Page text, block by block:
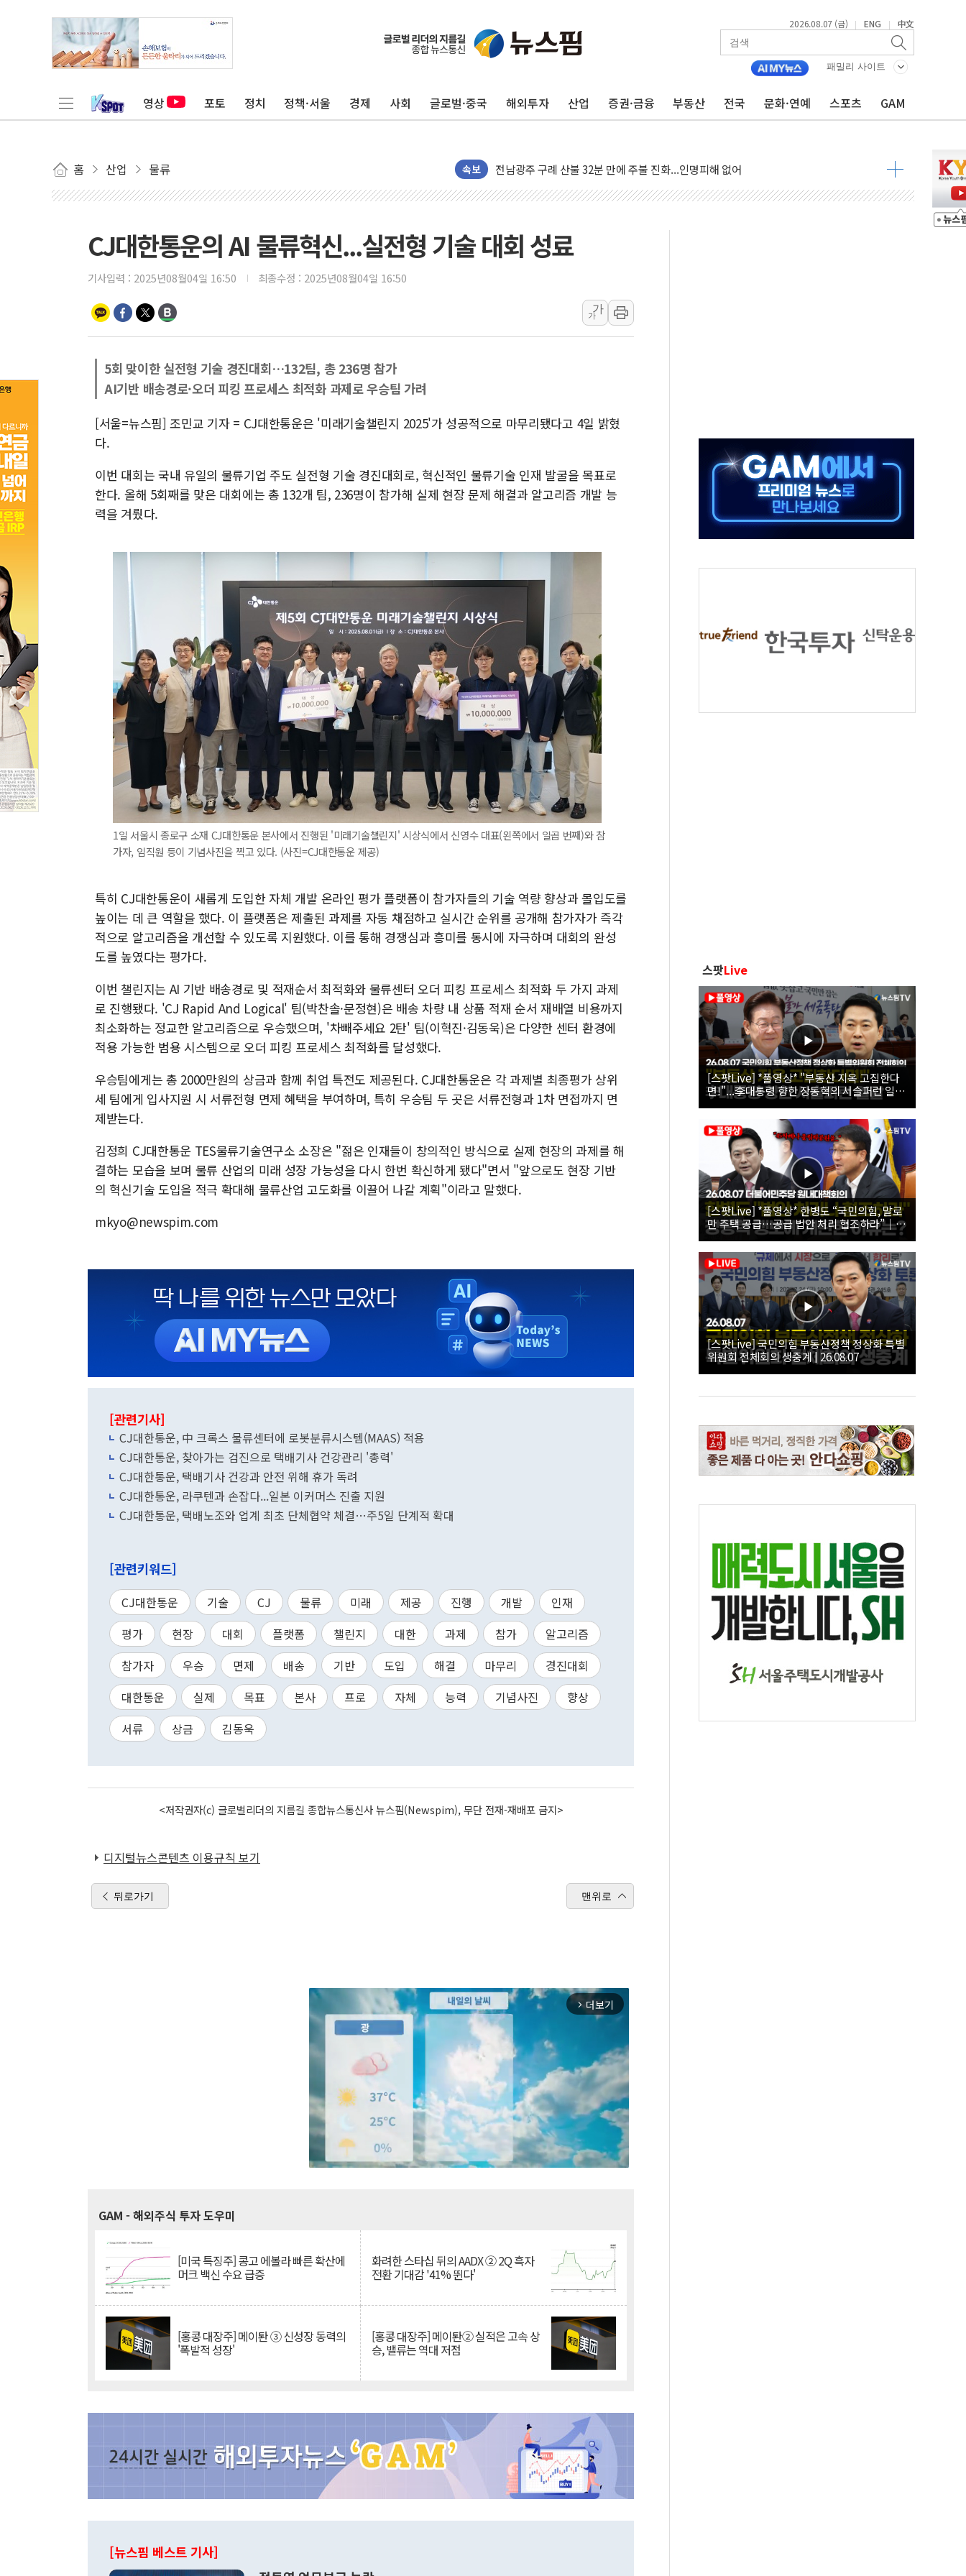
2026.08.07 (금) | ENG | 中文
패밀리 사이트
영상 포토 정치 정책·서울 경제 사회 글로벌·중국 해외투자 산업 증권·금융 부동산 전국 문화·연예 스포츠 GAM
홈 산업 물류 속보
수박으로 여름 나는 하마
캠코, 5918억원 규모 압류재산 1506건 공매
[시승기] 공간·승차감 잡은 볼보 EX90…'올 터치'는 호불호
돌아온 홈플러스
[종합] 청도 흥선리 야산 산불 1시간36분만에 주불진화....인명피해 없어
라인게임즈, '콰이어트' 테스트 참가자 3만 명 돌파
에어로케이항공, 청주-중국 청두 노선 운항허가 취득...중국 노선 다변화
네이버, AI 브리핑 도입 후 블로그 창작자 지원 규모 2배 확대
해군1함대 '창설 80주년' 기념식...지역축제 '불금전파, 송정'과 상생
원주시, 첨단의료복합단지 지정 준비 본격화…'AI 데이터 기반 메디테크 혁신허브' 구상
삼척시, 무건리 이끼폭포 생태탐방로 출입 통제
전남광주 화정역 인근 도로 4중 추돌…1명 심정지·5명 부상
청도 문수리 야산서 산불 진화 중...진화헬기 3대 투입
'해병 순직 책임' 임성근 전 사단장 항소심도 징역 3년
CJ대한통운의 AI 물류혁신...실전형 기술 대회 성료
기사입력 : 2025년08월04일 16:50 최종수정 : 2025년08월04일 16:50
가
가
5회 맞이한 실전형 기술 경진대회…132팀, 총 236명 참가
AI기반 배송경로·오더 피킹 프로세스 최적화 과제로 우승팀 가려
[서울=뉴스핌] 조민교 기자 = CJ대한통운은 '미래기술챌린지 2025'가 성공적으로 마무리됐다고 4일 밝혔
다.
이번 대회는 국내 유일의 물류기업 주도 실전형 기술 경진대회로, 혁신적인 물류기술 인재 발굴을 목표로
한다. 올해 5회째를 맞은 대회에는 총 132개 팀, 236명이 참가해 실제 현장 문제 해결과 알고리즘 개발 능
력을 겨뤘다.
1일 서울시 종로구 소재 CJ대한통운 본사에서 진행된 '미래기술챌린지' 시상식에서 신영수 대표(왼쪽에서 일곱 번째)와 참
가자, 임직원 등이 기념사진을 찍고 있다. (사진=CJ대한통운 제공)
특히 CJ대한통운이 새롭게 도입한 자체 개발 온라인 평가 플랫폼이 참가자들의 기술 역량 향상과 몰입도를
높이는 데 큰 역할을 했다. 이 플랫폼은 제출된 과제를 자동 채점하고 실시간 순위를 공개해 참가자가 즉각
적으로 알고리즘을 개선할 수 있도록 지원했다. 이를 통해 경쟁심과 흥미를 동시에 자극하며 대회의 완성
도를 높였다는 평가다.
이번 챌린지는 AI 기반 배송경로 및 적재순서 최적화와 물류센터 오더 피킹 프로세스 최적화 두 가지 과제
로 진행됐다. 'CJ Rapid And Logical' 팀(박찬솔·문정현)은 배송 차량 내 상품 적재 순서 재배열 비용까지
최소화하는 정교한 알고리즘으로 우승했으며, '차빼주세요 2탄' 팀(이혁진·김동욱)은 다양한 센터 환경에
적용 가능한 범용 시스템으로 오더 피킹 프로세스 최적화를 달성했다.
우승팀에게는 총 2000만원의 상금과 함께 취업 특전도 제공된다. CJ대한통운은 각 과제별 최종평가 상위
세 팀에게 입사지원 시 서류전형 면제 혜택을 부여하며, 특히 우승팀 두 곳은 서류전형과 1차 면접까지 면
제받는다.
김정희 CJ대한통운 TES물류기술연구소 소장은 "젊은 인재들이 창의적인 방식으로 실제 현장의 과제를 해
결하는 모습을 보며 물류 산업의 미래 성장 가능성을 다시 한번 확신하게 됐다"면서 "앞으로도 현장 기반
의 혁신기술 도입을 적극 확대해 물류산업 고도화를 이끌어 나갈 계획"이라고 말했다.
mkyo@newspim.com
[관련기사]
CJ대한통운, 中 크록스 물류센터에 로봇분류시스템(MAAS) 적용
CJ대한통운, 찾아가는 검진으로 택배기사 건강관리 '총력'
CJ대한통운, 택배기사 건강과 안전 위해 휴가 독려
CJ대한통운, 라쿠텐과 손잡다...일본 이커머스 진출 지원
CJ대한통운, 택배노조와 업계 최초 단체협약 체결…주5일 단계적 확대
[관련키워드]
CJ대한통운 기술 CJ 물류 미래 제공 진행 개발
인재
평가
현장 대회 플랫폼 챌린지 대한 과제 참가
알고리즘
참가자
우승 면제 배송 기반 도입 해결 마무리
경진대회
대한통운
실제 목표 본사 프로 자체 능력 기념사진
향상
서류
상금 김동욱
<저작권자(c) 글로벌리더의 지름길 종합뉴스통신사 뉴스핌(Newspim), 무단 전재-재배포 금지>
디지털뉴스콘텐츠 이용규칙 보기
뒤로가기 맨위로
arrow_forward_ios 더보기
GAM - 해외주식 투자 도우미
[미국 특징주] 콩고 에볼라 빠른 확산에
머크 백신 수요 급증
화려한 스타십 뒤의 AADX ② 2Q 흑자
전환 기대감 '41% 뛴다'
[홍콩 대장주] 메이퇀 ③ 신성장 동력의
'폭발적 성장'
[홍콩 대장주] 메이퇀② 실적은 고속 상
승, 밸류는 역대 저점
[뉴스핌 베스트 기사]
스팟Live
[스팟Live] *풀영상* "부동산 지옥 고집한다
면!"...李대통령 향한 장동혁의 서슬퍼런 일갈
| 26.08.07 국민의힘 부동산정책 정상화 특별
위원회 전체회의
[스팟Live] *풀영상* 한병도 “국민의힘, 말로
만 주택 공급…공급 법안 처리 협조하라”｜
26.08.07 더불어민주당 원내대책회의
[스팟Live] 국민의힘 부동산정책 정상화 특별
위원회 전체회의 생중계 | 26.08.07